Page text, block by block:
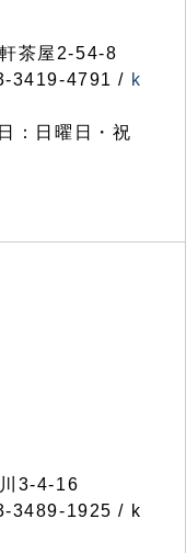
茶屋2-54-8
3419-4791 / k
：日曜日・祝
3-4-16
3489-1925 / k